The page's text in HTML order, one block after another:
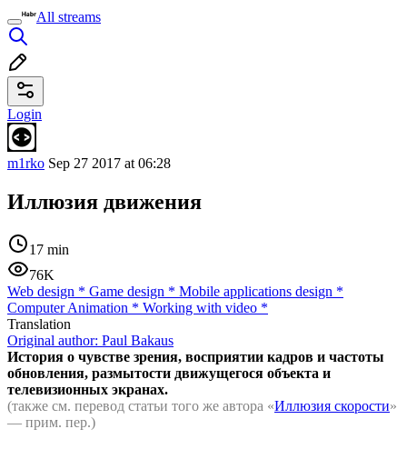
All streams
Login
m1rko Sep 27 2017 at 06:28
Иллюзия движения
17 min
76K
Web design * Game design * Mobile applications design *
Computer Animation * Working with video *
Translation
Original author: Paul Bakaus
История о чувстве зрения, восприятии кадров и частоты
обновления, размытости движущегося объекта и
телевизионных экранах.
(также см. перевод статьи того же автора «Иллюзия скорости»
— прим. пер.)